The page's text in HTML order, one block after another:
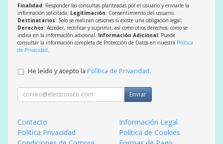
Finalidad: Responder las consultas planteadas por el usuario y enviarle la
información solicitada; Legitimación: Consentimiento del usuario;
Destinatarios: Solo se realizan cesiones si existe una obligación legal;
Derechos: Acceder, rectificar y suprimir, así como otros derechos, como se
indica en la información adicional; Información Adicional: Puede
consultar la información completa de Protección de Datos en nuestra Política
de Privacidad
He leído y acepto la Política de Privacidad.
Enviar
Contacto
Información Legal
Política Privacidad
Política de Cookies